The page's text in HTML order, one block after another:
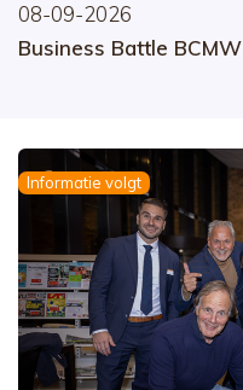
08-09-2026
Business Battle BCMW
Informatie volgt